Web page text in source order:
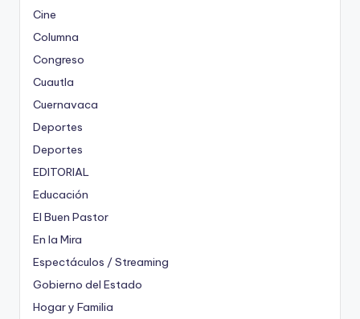
Cine
Columna
Congreso
Cuautla
Cuernavaca
Deportes
Deportes
EDITORIAL
Educación
El Buen Pastor
En la Mira
Espectáculos / Streaming
Gobierno del Estado
Hogar y Familia